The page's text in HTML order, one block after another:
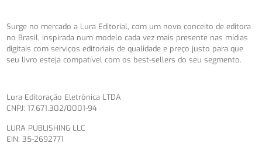
Surge no mercado a Lura Editorial, com um novo conceito de editora
no Brasil, inspirada num modelo cada vez mais presente nas mídias
digitais com serviços editoriais de qualidade e preço justo para que
seu livro esteja compatível com os best-sellers do seu segmento.
Lura Editoração Eletrônica LTDA
CNPJ: 17.671.302/0001-94
LURA PUBLISHING LLC
EIN: 35-2692771